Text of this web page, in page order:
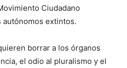
Ciudadano
extintos.
borrar a los órganos
el odio al pluralismo y el